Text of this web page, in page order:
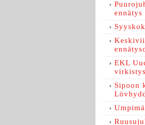
ennätys
EKL
Sipoon